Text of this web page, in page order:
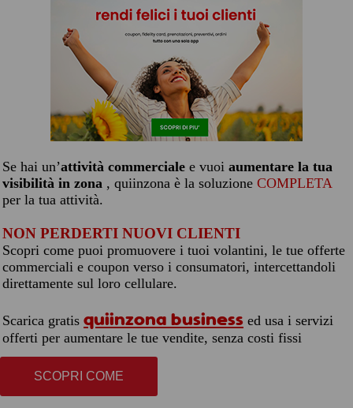
Se hai un’attività commerciale e vuoi aumentare la tua
visibilità in zona , quiinzona è la soluzione COMPLETA
per la tua attività.
NON PERDERTI NUOVI CLIENTI
Scopri come puoi promuovere i tuoi volantini, le tue offerte
commerciali e coupon verso i consumatori, intercettandoli
direttamente sul loro cellulare.
Scarica gratis quiinzona business ed usa i servizi
offerti per aumentare le tue vendite, senza costi fissi
SCOPRI COME